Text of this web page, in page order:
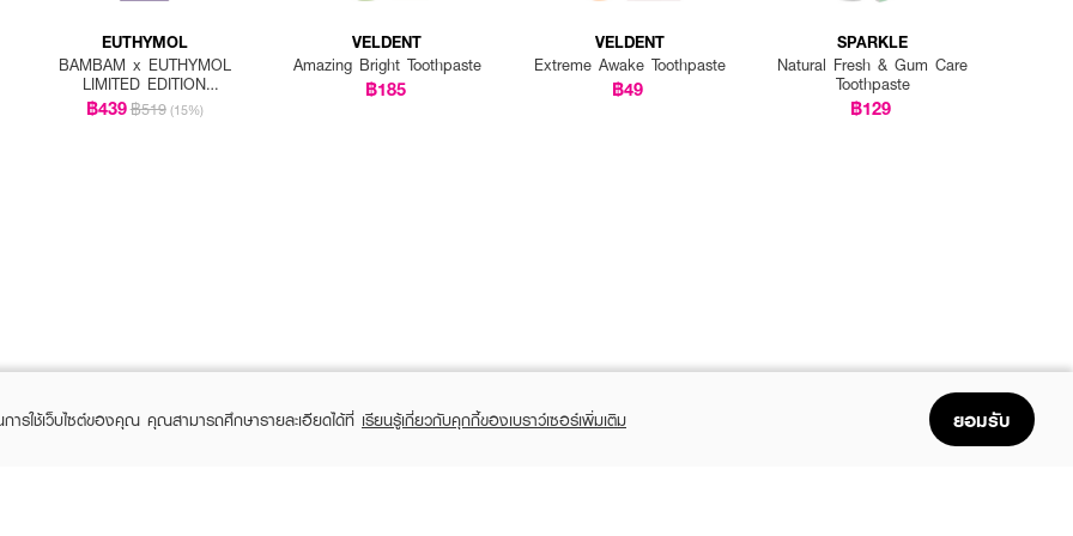
EUTHYMOL
BAMBAM x EUTHYMOL
LIMITED EDITION
Whitening Special Set
(Toothpaste 106g
฿439฿519 (15%)
VELDENT
Amazing Bright Toothpaste
฿185
VELDENT
Extreme Awake Toothpaste
฿49
SPARKLE
Natural Fresh & Gum Care
Toothpaste
฿129
ารใช้เว็บไซต์ของคุณ คุณสามารถศึกษารายละเอียดได้ที่ เรียนรู้เกี่ยวกับคุกกี้ของเบราว์เซอร์เพิ่มเติม ยอมรับ